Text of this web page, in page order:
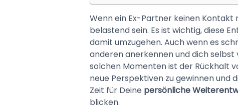
Wenn ein Ex-Partner keinen
belastend sein. Es ist wichtig, diese
damit umzugehen. Auch wenn es
anderen anerkennen und dich
solchen Momenten ist der Rückhalt
neue Perspektiven zu gewinnen und
Zeit für Deine persönliche
blicken.